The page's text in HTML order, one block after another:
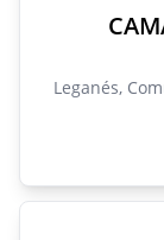
Leganés,